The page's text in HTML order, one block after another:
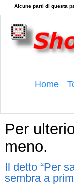
Home
Per
meno.
Il detto “Per
sembra a